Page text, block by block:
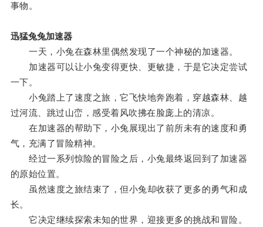
事物。
迅猛兔兔加速器
一天，小兔在森林里偶然发现了一个神秘的加速器。
加速器可以让小兔变得更快、更敏捷，于是它决定尝试
一下。
小兔踏上了速度之旅，它飞快地奔跑着，穿越森林、越
过河流、跳过山峦，感受着风吹拂在脸庞上的清凉。
在加速器的帮助下，小兔展现出了前所未有的速度和勇
气，充满了冒险精神。
经过一系列惊险的冒险之后，小兔最终返回到了加速器
的原始位置。
虽然速度之旅结束了，但小兔却收获了更多的勇气和成
长。
它决定继续探索未知的世界，迎接更多的挑战和冒险。